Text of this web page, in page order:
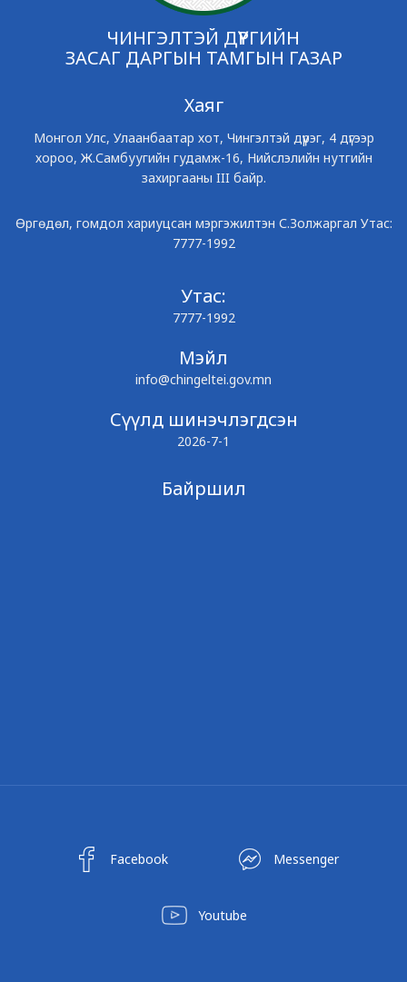
ЧИНГЭЛТЭЙ ДҮҮРГИЙН
ЗАСАГ ДАРГЫН ТАМГЫН ГАЗАР
Хаяг
Монгол Улс, Улаанбаатар хот, Чингэлтэй дүүрэг, 4 дүгээр
хороо, Ж.Самбуугийн гудамж-16, Нийслэлийн нутгийн
захиргааны III байр.
Өргөдөл, гомдол хариуцсан мэргэжилтэн С.Золжаргал Утас:
7777-1992
Утас:
7777-1992
Мэйл
info@chingeltei.gov.mn
Сүүлд шинэчлэгдсэн
2026-7-1
Байршил
Facebook Messenger
Youtube